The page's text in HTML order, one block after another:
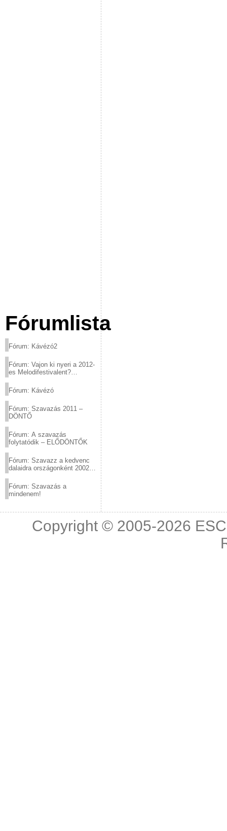
Fórumlista
Fórum: Kávézó2
Fórum: Vajon ki nyeri a 2012-
es Melodifestivalent?
Fórum: Kávézó
Fórum: Szavazás 2011 –
DÖNTŐ
Fórum: A szavazás
folytatódik – ELŐDÖNTŐK
Fórum: Szavazz a kedvenc
dalaidra országonként 2002
Fórum: Szavazás a
mindenem!
Copyright © 2005-2026